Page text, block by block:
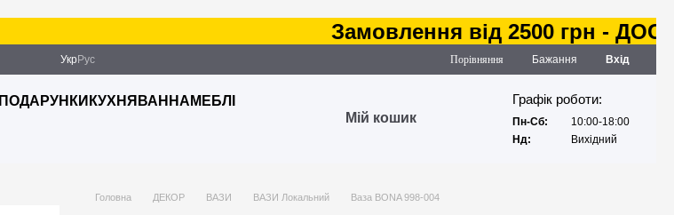
Замовлення від 2500 грн -
Укр Рус Порівняння Бажання Вхід
ПОДАРУНКИ КУХНЯ ВАННА МЕБЛІ
Мій кошик
Графік роботи:
Пн-Сб:
10:00-18:00
Нд:
Вихідний
Головна ДЕКОР ВАЗИ ВАЗИ Локальний Ваза BONA 998-004